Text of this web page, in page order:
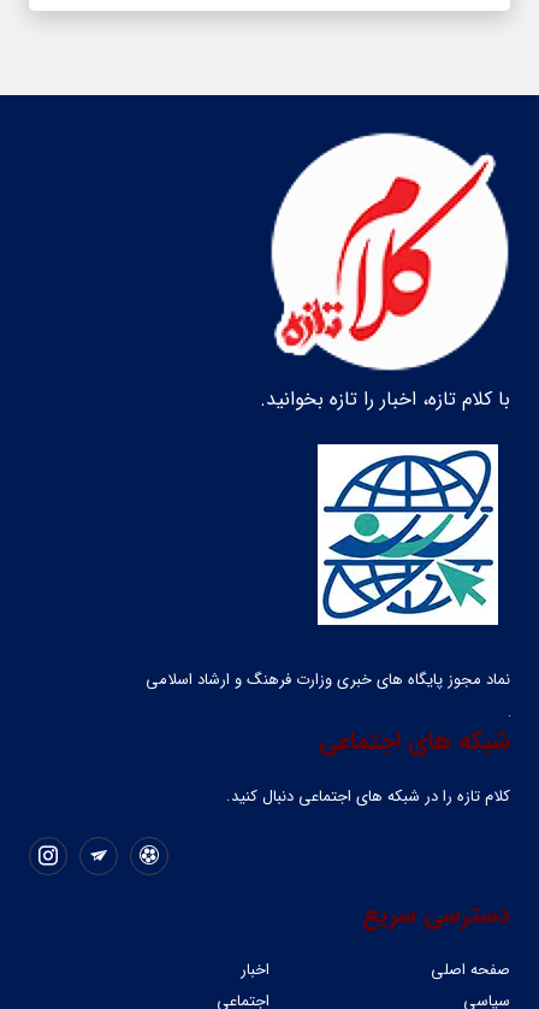
با کلام تازه، اخبار را تازه بخوانید.
نماد مجوز پایگاه های خبری وزارت فرهنگ و ارشاد اسلامی
شبکه های اجتماعی
کلام تازه را در شبکه ‌های اجتماعی دنبال کنید.
دسترسی سریع
صفحه اصلی
اخبار
سیاسی
اجتماعی